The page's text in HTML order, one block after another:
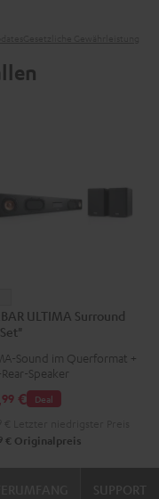
ULTIMA
Surround
"4.0-
Weiß
ULTIMA Surround
Sound im Querformat +
Speaker
Deal
99 €
€ Originalpreis
SUPPORT